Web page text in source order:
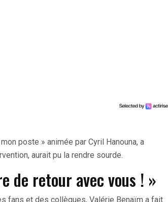
poste » animée par Cyril Hanouna, a
aurait pu la rendre sourde.
de retour avec vous ! »
fans et des collègues, Valérie Benaïm a fait